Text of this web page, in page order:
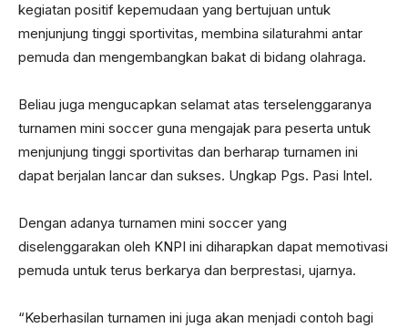
kegiatan positif kepemudaan yang bertujuan untuk
menjunjung tinggi sportivitas, membina silaturahmi antar
pemuda dan mengembangkan bakat di bidang olahraga.
Beliau juga mengucapkan selamat atas terselenggaranya
turnamen mini soccer guna mengajak para peserta untuk
menjunjung tinggi sportivitas dan berharap turnamen ini
dapat berjalan lancar dan sukses. Ungkap Pgs. Pasi Intel.
Dengan adanya turnamen mini soccer yang
diselenggarakan oleh KNPI ini diharapkan dapat memotivasi
pemuda untuk terus berkarya dan berprestasi, ujarnya.
“Keberhasilan turnamen ini juga akan menjadi contoh bagi